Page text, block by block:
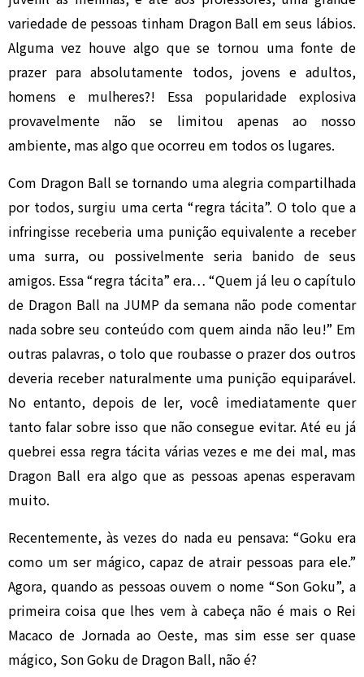
variedade de pessoas tinham Dragon Ball em seus lábios.
Alguma vez houve algo que se tornou uma fonte de
prazer para absolutamente todos, jovens e adultos,
homens e mulheres?! Essa popularidade explosiva
provavelmente não se limitou apenas ao nosso
ambiente, mas algo que ocorreu em todos os lugares.
Com Dragon Ball se tornando uma alegria compartilhada
por todos, surgiu uma certa “regra tácita”. O tolo que a
infringisse receberia uma punição equivalente a receber
uma surra, ou possivelmente seria banido de seus
amigos. Essa “regra tácita” era… “Quem já leu o capítulo
de Dragon Ball na JUMP da semana não pode comentar
nada sobre seu conteúdo com quem ainda não leu!” Em
outras palavras, o tolo que roubasse o prazer dos outros
deveria receber naturalmente uma punição equiparável.
No entanto, depois de ler, você imediatamente quer
tanto falar sobre isso que não consegue evitar. Até eu já
quebrei essa regra tácita várias vezes e me dei mal, mas
Dragon Ball era algo que as pessoas apenas esperavam
muito.
Recentemente, às vezes do nada eu pensava: “Goku era
como um ser mágico, capaz de atrair pessoas para ele.”
Agora, quando as pessoas ouvem o nome “Son Goku”, a
primeira coisa que lhes vem à cabeça não é mais o Rei
Macaco de Jornada ao Oeste, mas sim esse ser quase
mágico, Son Goku de Dragon Ball, não é?